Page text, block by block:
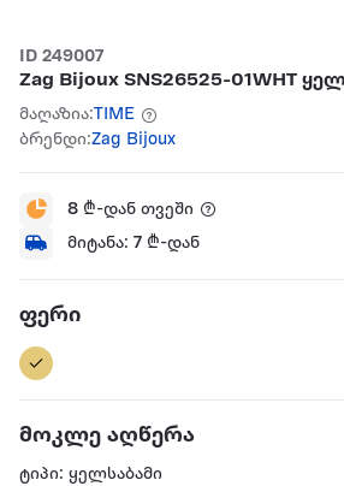
ID 249007
Zag Bijoux SNS26525-01WHT
მაღაზია:TIME
ბრენდი:Zag Bijoux
8 ₾-დან თვეში
მიტანა: 7 ₾-დან
ფერი
მოკლე აღწერა
ტიპი: ყელსაბამი